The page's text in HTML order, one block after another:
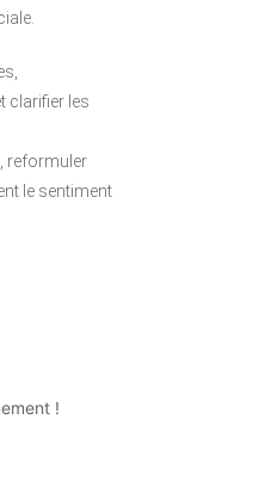
clarifier les
reformuler
le sentiment
!